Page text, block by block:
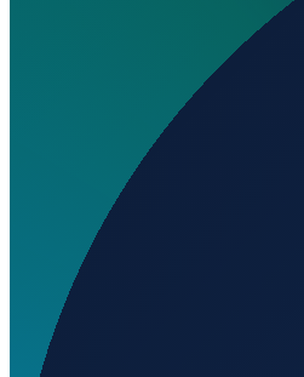
Wo liegt Aerounião Airstrip?
Auf welcher Höhe liegt
Wird geladen...
-23.87778